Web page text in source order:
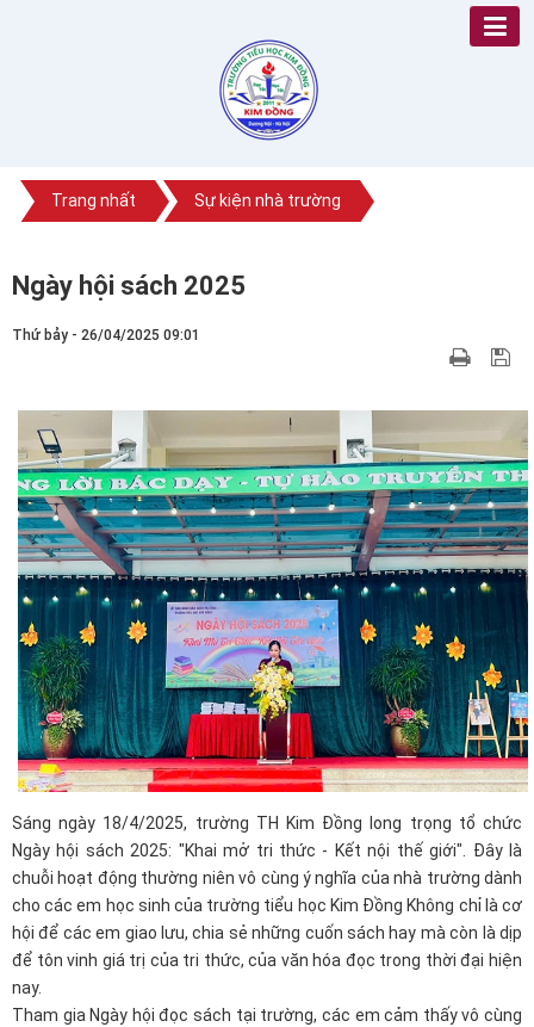
Trang nhất Sự kiện nhà trường
Ngày hội sách 2025
Thứ bảy - 26/04/2025 09:01
Sáng ngày 18/4/2025, trường TH Kim Đồng long trọng tổ chức
Ngày hội sách 2025: "Khai mở tri thức - Kết nội thế giới". Đây là
chuỗi hoạt động thường niên vô cùng ý nghĩa của nhà trường dành
cho các em học sinh của trường tiểu học Kim Đồng Không chỉ là cơ
hội để các em giao lưu, chia sẻ những cuốn sách hay mà còn là dịp
để tôn vinh giá trị của tri thức, của văn hóa đọc trong thời đại hiện
nay.
Tham gia Ngày hội đọc sách tại trường, các em cảm thấy vô cùng